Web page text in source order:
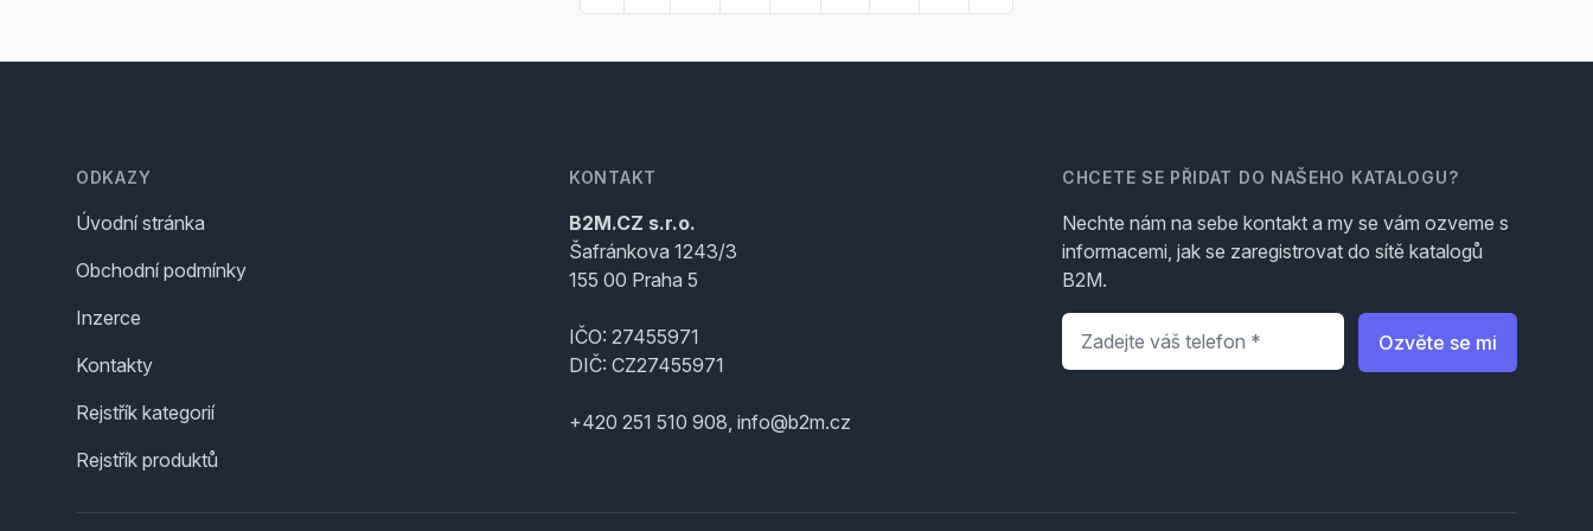
ODKAZY
Úvodní stránka
Obchodní podmínky
Inzerce
Kontakty
Rejstřík kategorií
Rejstřík produktů
KONTAKT
B2M.CZ s.r.o.
Šafránkova 1243/3
155 00 Praha 5
IČO: 27455971
DIČ: CZ27455971
+420 251 510 908, info@b2m.cz
CHCETE SE PŘIDAT DO NAŠEHO KATALOGU?
Nechte nám na sebe kontakt a my se vám ozveme s
informacemi, jak se zaregistrovat do sítě katalogů
B2M.
Telefon
Ozvěte se mi